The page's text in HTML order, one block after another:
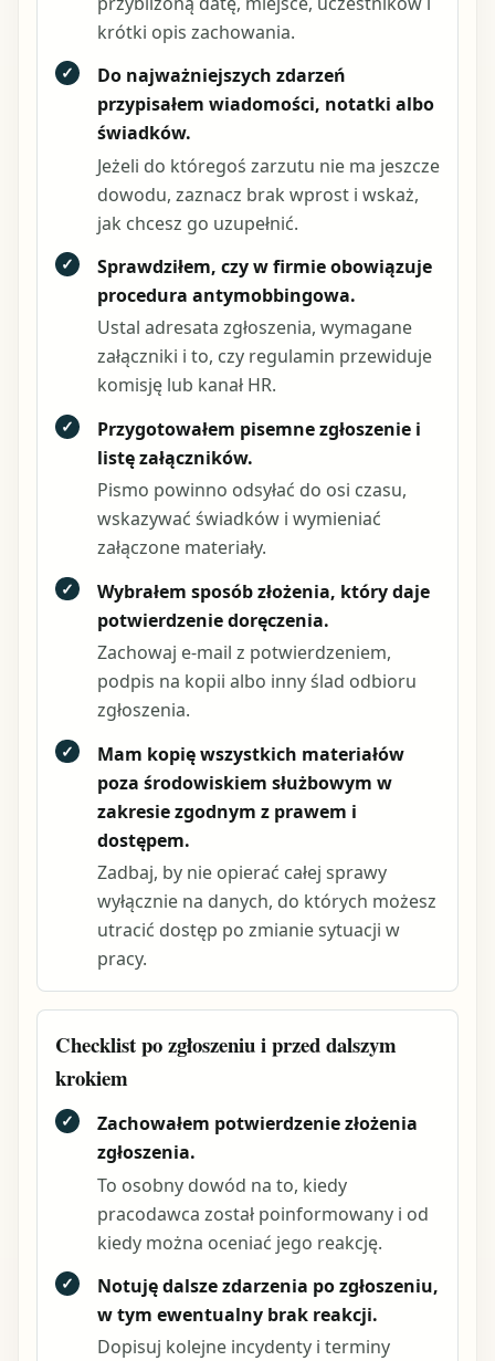
krótki opis zachowania.
✓
Do najważniejszych zdarzeń
przypisałem wiadomości, notatki albo
świadków.
Jeżeli do któregoś zarzutu nie ma jeszcze
dowodu, zaznacz brak wprost i wskaż,
jak chcesz go uzupełnić.
✓
Sprawdziłem, czy w firmie obowiązuje
procedura antymobbingowa.
Ustal adresata zgłoszenia, wymagane
załączniki i to, czy regulamin przewiduje
komisję lub kanał HR.
✓
Przygotowałem pisemne zgłoszenie i
listę załączników.
Pismo powinno odsyłać do osi czasu,
wskazywać świadków i wymieniać
załączone materiały.
✓
Wybrałem sposób złożenia, który daje
potwierdzenie doręczenia.
Zachowaj e-mail z potwierdzeniem,
podpis na kopii albo inny ślad odbioru
zgłoszenia.
✓
Mam kopię wszystkich materiałów
poza środowiskiem służbowym w
zakresie zgodnym z prawem i
dostępem.
Zadbaj, by nie opierać całej sprawy
wyłącznie na danych, do których możesz
utracić dostęp po zmianie sytuacji w
pracy.
Checklist po zgłoszeniu i przed dalszym
krokiem
✓
Zachowałem potwierdzenie złożenia
zgłoszenia.
To osobny dowód na to, kiedy
pracodawca został poinformowany i od
kiedy można oceniać jego reakcję.
✓
Notuję dalsze zdarzenia po zgłoszeniu,
w tym ewentualny brak reakcji.
Dopisuj kolejne incydenty i terminy